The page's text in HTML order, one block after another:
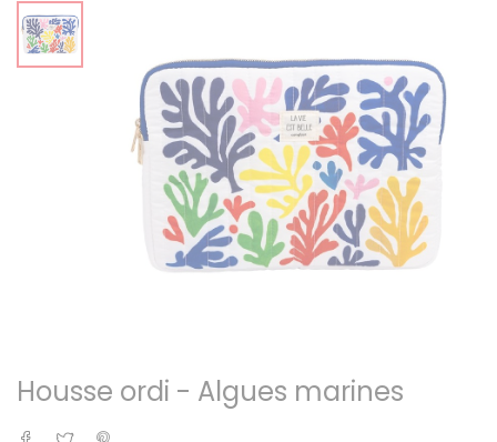
Housse ordi - Algues marines
Partager
Tweet